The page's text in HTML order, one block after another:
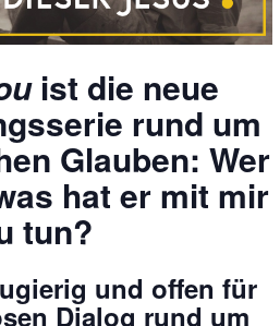
ist die neue
rund um
Glauben: Wer
hat er mit mir
tun?
und offen für
Dialog rund um